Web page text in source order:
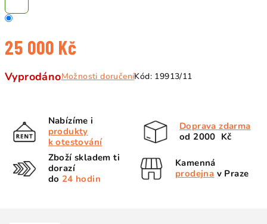
25 000 Kč
cena:
VyprodánoMožnosti doručeníKód: 19913/11
Nabízíme i
produkty
k otestování
Doprava zdarma
od 2000 Kč
Zboží skladem ti
dorazí
do 24 hodin
Kamenná
prodejna v Praze